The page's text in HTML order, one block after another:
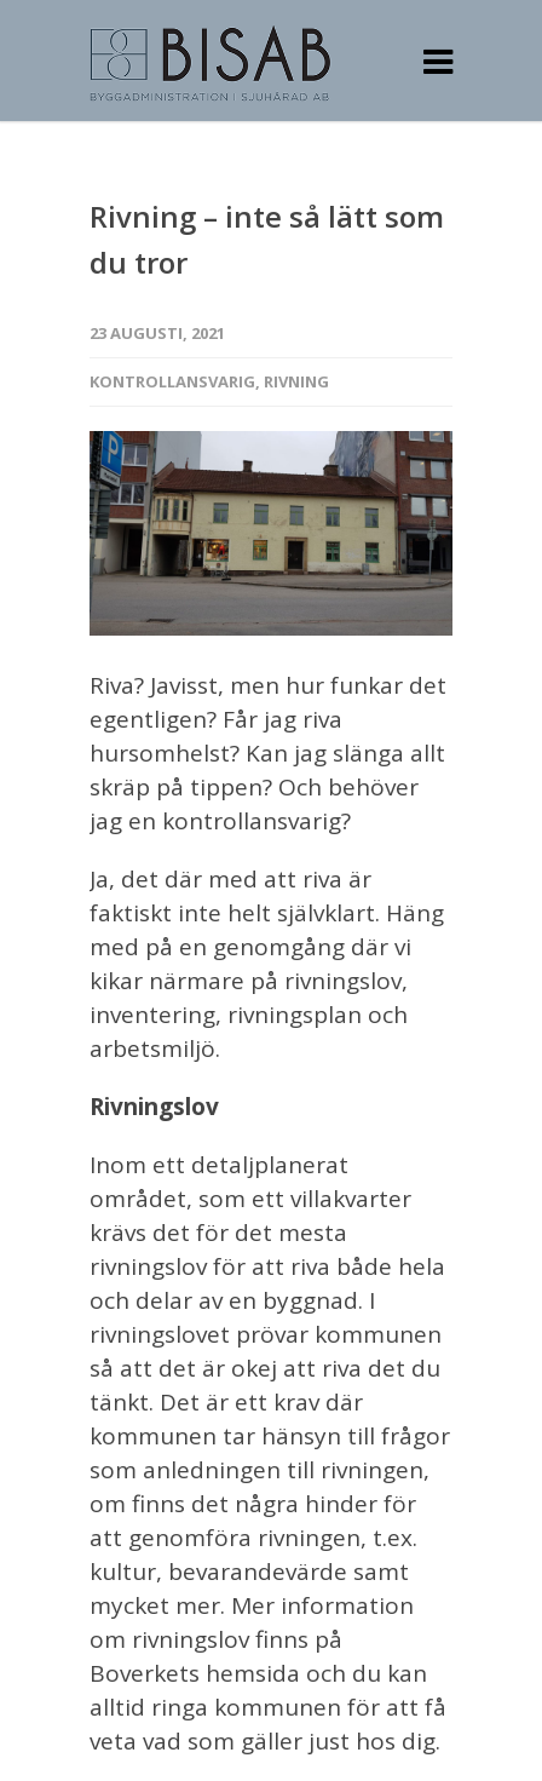
Rivning – inte så lätt som
du tror
23 AUGUSTI, 2021
KONTROLLANSVARIG, RIVNING
Riva? Javisst, men hur funkar det
egentligen? Får jag riva
hursomhelst? Kan jag slänga allt
skräp på tippen? Och behöver
jag en kontrollansvarig?
Ja, det där med att riva är
faktiskt inte helt självklart. Häng
med på en genomgång där vi
kikar närmare på rivningslov,
inventering, rivningsplan och
arbetsmiljö.
Rivningslov
Inom ett detaljplanerat
området, som ett villakvarter
krävs det för det mesta
rivningslov för att riva både hela
och delar av en byggnad. I
rivningslovet prövar kommunen
så att det är okej att riva det du
tänkt. Det är ett krav där
kommunen tar hänsyn till frågor
som anledningen till rivningen,
om finns det några hinder för
att genomföra rivningen, t.ex.
kultur, bevarandevärde samt
mycket mer. Mer information
om rivningslov finns på
Boverkets hemsida och du kan
alltid ringa kommunen för att få
veta vad som gäller just hos dig.